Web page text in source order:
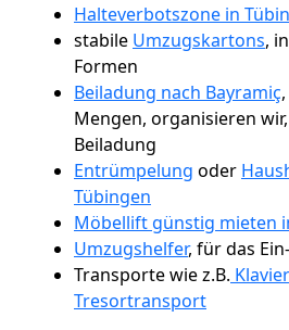
Halteverbotszone in
stabile Umzugskartons,
Formen
Beiladung nach Bayramiç
Mengen, organisieren
Beiladung
Entrümpelung oder
Tübingen
Möbellift günstig mieten
Umzugshelfer, für das
Transporte wie z.B.
Tresortransport